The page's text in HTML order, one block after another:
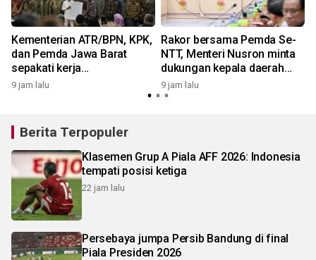
Kementerian ATR/BPN, KPK,
dan Pemda Jawa Barat
sepakati kerja
samapencegahan korupsi
9 jam lalu
Rakor bersama Pemda Se-
NTT, Menteri Nusron minta
dukungan kepala daerah
wujudkan transformasi
layanan pertanahan
9 jam lalu
Berita Terpopuler
Klasemen Grup A Piala AFF 2026: Indonesia
tempati posisi ketiga
22 jam lalu
Persebaya jumpa Persib Bandung di final
Piala Presiden 2026